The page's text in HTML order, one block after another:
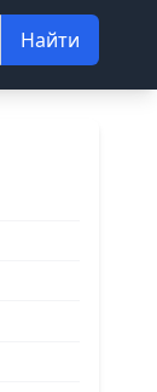
Найти